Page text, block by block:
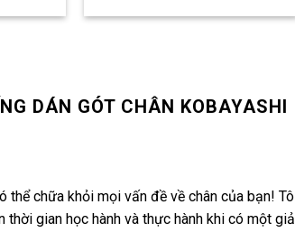
DÁN GÓT CHÂN KOBAYASHI
thể chữa khỏi mọi vấn đề về chân của bạn!
gian học hành và thực hành khi có một